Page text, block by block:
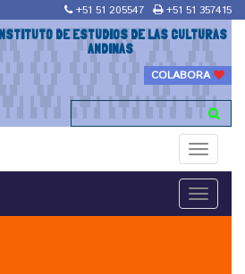
+51 51 205547 +51 51 357415
INSTITUTO DE ESTUDIOS DE LAS CULTURAS
ANDINAS
COLABORA
Toggle
Toggle